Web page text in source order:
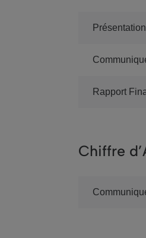
Présentation
Rapport
Chiffre